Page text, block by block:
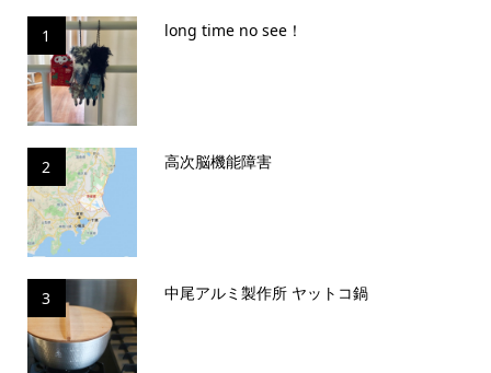
1 long time no see！
2 高次脳機能障害
3 中尾アルミ製作所 ヤットコ鍋